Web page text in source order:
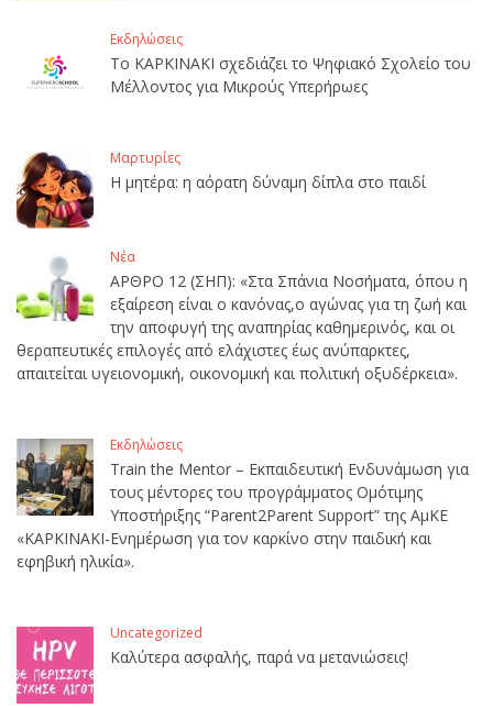
Εκδηλώσεις
Το ΚΑΡΚΙΝΑΚΙ σχεδιάζει το Ψηφιακό Σχολείο του
Μέλλοντος για Μικρούς Υπερήρωες
Μαρτυρίες
Η μητέρα: η αόρατη δύναμη δίπλα στο παιδί
Νέα
ΑΡΘΡΟ 12 (ΣΗΠ): «Στα Σπάνια Νοσήματα, όπου η
εξαίρεση είναι ο κανόνας,ο αγώνας για τη ζωή και
την αποφυγή της αναπηρίας καθημερινός, και οι
θεραπευτικές επιλογές από ελάχιστες έως ανύπαρκτες,
απαιτείται υγειονομική, οικονομική και πολιτική οξυδέρκεια».
Εκδηλώσεις
Train the Mentor – Εκπαιδευτική Ενδυνάμωση για
τους μέντορες του προγράμματος Ομότιμης
Υποστήριξης “Parent2Parent Support” της ΑμΚΕ
«ΚΑΡΚΙΝΑΚΙ-Ενημέρωση για τον καρκίνο στην παιδική και
εφηβική ηλικία».
Uncategorized
Καλύτερα ασφαλής, παρά να μετανιώσεις!